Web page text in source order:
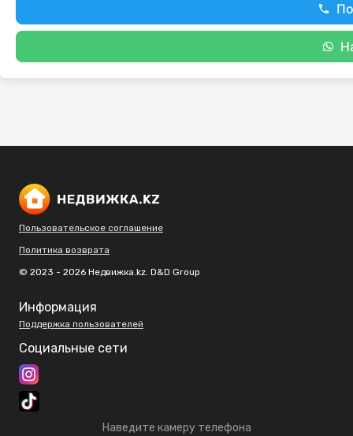
Пользовательское соглашение
Политика возврата
© 2023 - 2026 Недвижка.kz. D&D Group
Информация
Поддержка пользователей
Социальные сети
Наведите камеру телефона